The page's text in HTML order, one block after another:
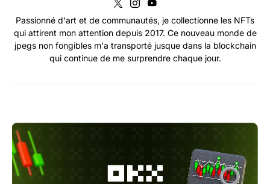
Passionné d'art et de communautés, je collectionne les NFTs
qui attirent mon attention depuis 2017. Ce nouveau monde de
jpegs non fongibles m'a transporté jusque dans la blockchain
qui continue de me surprendre chaque jour.